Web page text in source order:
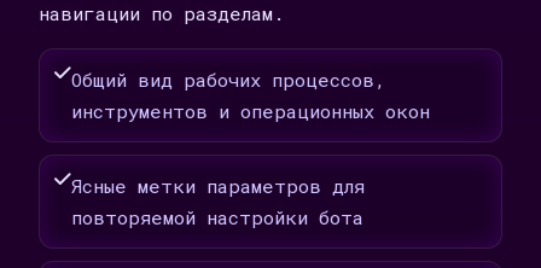
навигации по разделам.
Общий вид рабочих процессов,
инструментов и операционных окон
Ясные метки параметров для
повторяемой настройки бота